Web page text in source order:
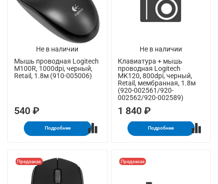
Не в наличии
Мышь проводная Logitech
M100R, 1000dpi, черный,
Retail, 1.8м (910-005006)
540 ₽
Подробнее
Не в наличии
Клавиатура + мышь
проводная Logitech
MK120, 800dpi, черный,
Retail, мембранная, 1.8м
(920-002561/920-
002562/920-002589)
1 840 ₽
Подробнее
Предзаказ Предзаказ